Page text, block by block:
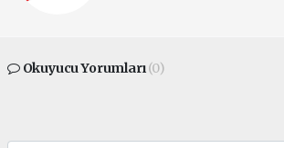
Okuyucu Yorumları(0)